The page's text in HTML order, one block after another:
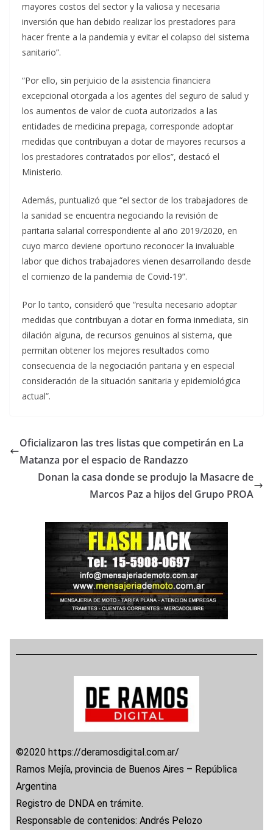
mayores costos del sector y la valiosa y necesaria
inversión que han debido realizar los prestadores para
hacer frente a la pandemia y evitar el colapso del sistema
sanitario”.
“Por ello, sin perjuicio de la asistencia financiera
excepcional otorgada a los agentes del seguro de salud y
los aumentos de valor de cuota autorizados a las
entidades de medicina prepaga, corresponde adoptar
medidas que contribuyan a dotar de mayores recursos a
los prestadores contratados por ellos”, destacó el
Ministerio.
Además, puntualizó que “el sector de los trabajadores de
la sanidad se encuentra negociando la revisión de
paritaria salarial correspondiente al año 2019/2020, en
cuyo marco deviene oportuno reconocer la invaluable
labor que dichos trabajadores vienen desarrollando desde
el comienzo de la pandemia de Covid-19”.
Por lo tanto, consideró que “resulta necesario adoptar
medidas que contribuyan a dotar en forma inmediata, sin
dilación alguna, de recursos genuinos al sistema, que
permitan obtener los mejores resultados como
consecuencia de la negociación paritaria y en especial
consideración de la situación sanitaria y epidemiológica
actual”.
Oficializaron las tres listas que competirán en La
Matanza por el espacio de Randazzo
Donan la casa donde se produjo la Masacre de
Marcos Paz a hijos del Grupo PROA
©2020 https://deramosdigital.com.ar/
Ramos Mejía, provincia de Buenos Aires – República
Argentina
Registro de DNDA en trámite.
Responsable de contenidos: Andrés Pelozo